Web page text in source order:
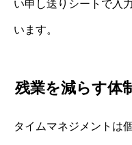
い申し送りシートで入
います。
残業を減らす体
タイムマネジメントは